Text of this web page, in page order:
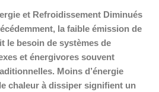
et Refroidissement Diminués
la faible émission de
le besoin de systèmes de
et énergivores souvent
Moins d’énergie
chaleur à dissiper signifient un